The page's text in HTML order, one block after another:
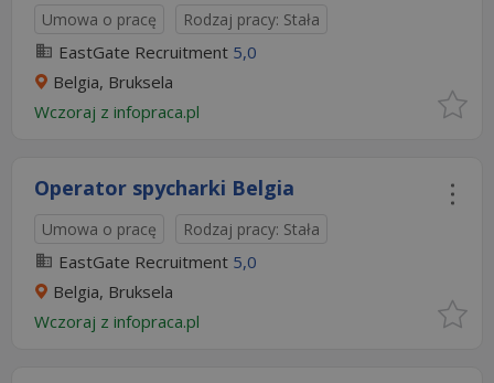
Umowa o pracę Rodzaj pracy: Stała
EastGate Recruitment 5,0
Belgia, Bruksela
Wczoraj z infopraca.pl
Operator spycharki Belgia
Umowa o pracę Rodzaj pracy: Stała
EastGate Recruitment 5,0
Belgia, Bruksela
Wczoraj z infopraca.pl